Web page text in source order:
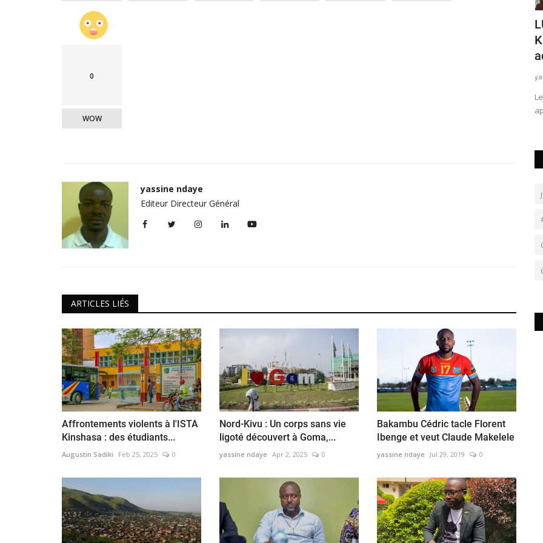
0
WOW
yassine ndaye
Editeur Directeur Général
ARTICLES LIÉS
Affrontements violents à l'ISTA
Kinshasa : des étudiants...
Augustin Sadiki Feb 25, 2025 0
Nord-Kivu : Un corps sans vie
ligoté découvert à Goma,...
yassine ndaye Apr 2, 2025 0
Bakambu Cédric tacle Florent
Ibenge et veut Claude Makelele
yassine ndaye Jul 29, 2019 0
: les fidèles
Burundi : les étudiants congolais dans le
viseur de la...